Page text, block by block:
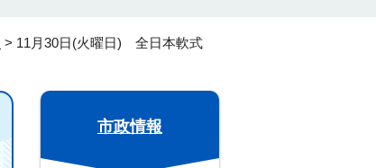
> 11月30日(火曜日) 全日本軟式
市政情報